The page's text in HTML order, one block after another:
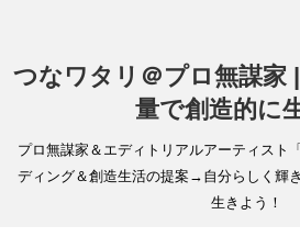
つなワタリ＠プロ無謀家
量で創造的に
プロ無謀家＆エディトリアルアーティスト
ディング＆創造生活の提案→自分らしく輝
生きよう！